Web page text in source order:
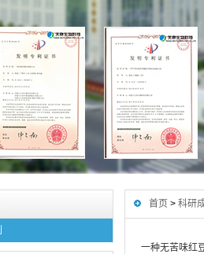
首页 > 科研
一种无苦味红